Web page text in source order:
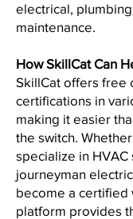
electrical,
maintenance.
How SkillCat Can
SkillCat offers free
certifications in
making it easier
the switch.
specialize in HVAC
journeyman
become a certified
platform provides